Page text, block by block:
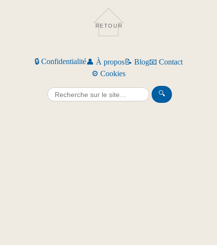
RETOUR
🔒 Confidentialité👤 À propos📝 Blog📧 Contact
⚙️ Cookies
🔍